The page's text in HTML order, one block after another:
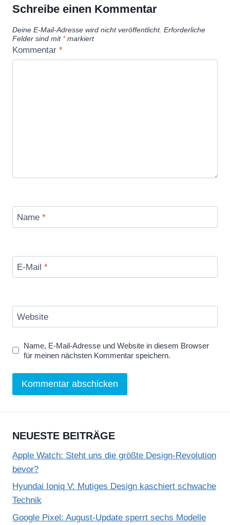
Schreibe einen Kommentar
Deine E-Mail-Adresse wird nicht veröffentlicht. Erforderliche
Felder sind mit *markiert
Kommentar *
Name *
E-Mail *
Website
Name, E-Mail-Adresse und Website in diesem Browser
für meinen nächsten Kommentar speichern.
NEUESTE BEITRÄGE
Apple Watch: Steht uns die größte Design-Revolution
bevor?
Hyundai Ioniq V: Mutiges Design kaschiert schwache
Technik
Google Pixel: August-Update sperrt sechs Modelle